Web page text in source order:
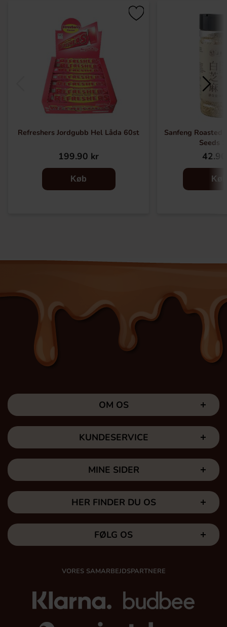
Refreshers Jordgubb Hel Låda 60st
199.90 kr
Køb
Sanfeng Roasted
Seeds
Køb
OM OS
KUNDESERVICE
MINE SIDER
HER FINDER DU OS
FØLG OS
VORES SAMARBEJDSPARTNERE